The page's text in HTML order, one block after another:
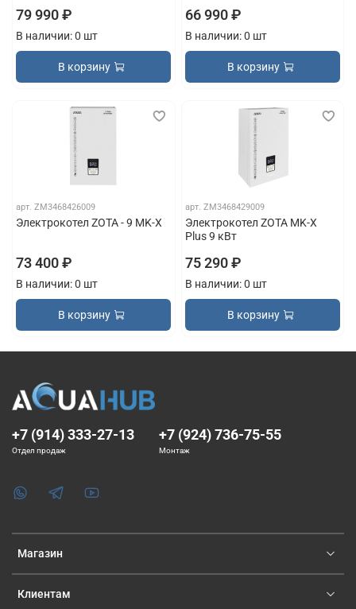
79 990 ₽
В наличии: 0 шт
В корзину
66 990 ₽
В наличии: 0 шт
В корзину
арт.ZM3468426009
Электрокотел ZOTA - 9 MK-X
73 400 ₽
В наличии: 0 шт
В корзину
арт. ZM3468429009
Электрокотел ZOTA MK-X
Plus 9 кВт
75 290 ₽
В наличии: 0 шт
В корзину
Магазин
Клиентам
+7 (914) 333-27-13
Отдел продаж
+7 (924) 736-75-55
Монтаж